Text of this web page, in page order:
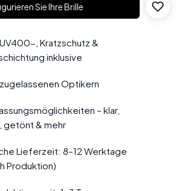
Sie Ihre Brille
, Kratzschutz &
inklusive
Optikern
– klar,
getönt & mehr
Lieferzeit: 8–12 Werktage
Produktion)